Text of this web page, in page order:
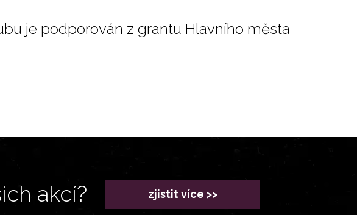
je podporován z grantu Hlavního města
akcí? zjistit více >>